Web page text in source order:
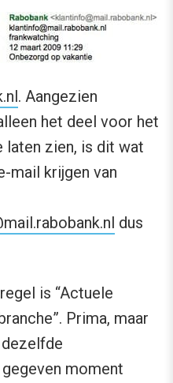
. Aangezien
het deel voor het
laten zien, is dit wat
mail krijgen van
dus
is “Actuele
Prima, maar
moment